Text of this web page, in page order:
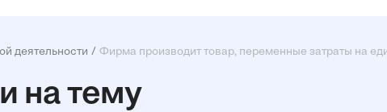
деятельности Фирма производит товар, переменные затраты на
на тему